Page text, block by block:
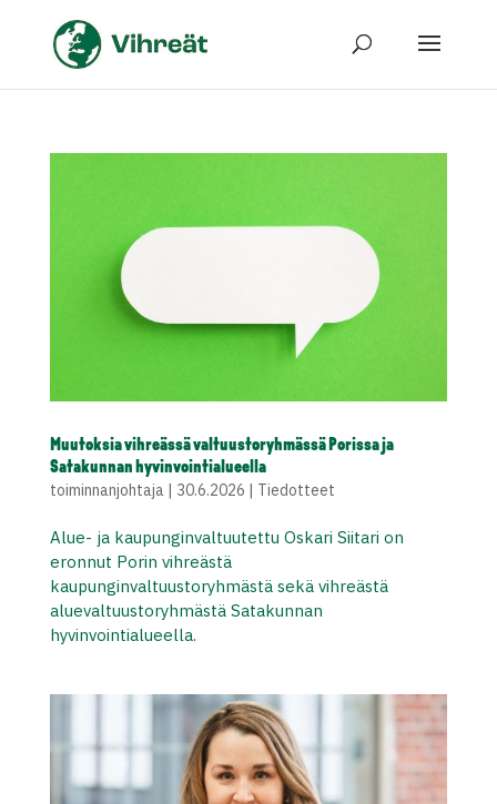
Muutoksia vihreässä valtuustoryhmässä Porissa ja
Satakunnan hyvinvointialueella
toiminnanjohtaja| 30.6.2026 | Tiedotteet
Alue- ja kaupunginvaltuutettu Oskari Siitari on
eronnut Porin vihreästä
kaupunginvaltuustoryhmästä sekä vihreästä
aluevaltuustoryhmästä Satakunnan
hyvinvointialueella.